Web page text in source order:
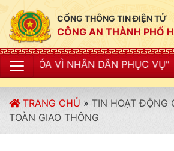
CỔNG THÔNG TIN ĐIỆN TỬ
CÔNG AN THÀNH PHỐ
DÂN PHỤC VỤ"
TRANG CHỦ » TIN HOẠT ĐỘNG
TOÀN GIAO THÔNG